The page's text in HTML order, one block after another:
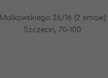
Malkowskiego 26/16 (2 этаж)
Szczecin, 70-100